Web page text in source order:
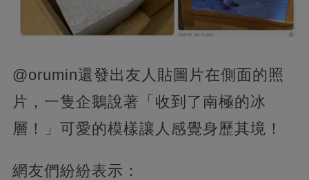
@orumin還發出友人貼圖片在側面的照
片， 一隻企鵝說著「收到了南極的冰
層！」可愛的模樣讓人感覺身歷其境！
網友們紛紛表示：